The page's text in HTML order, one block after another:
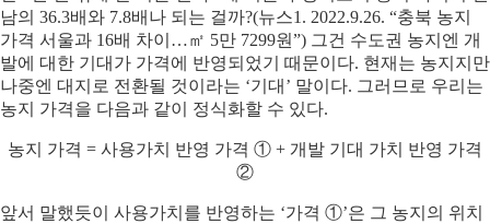
남의 36.3배와 7.8배나 되는 걸까?(뉴스1. 2022.9.26. “충북 농지
가격 서울과 16배 차이…㎡ 5만 7299원”) 그건 수도권 농지엔 개
발에 대한 기대가 가격에 반영되었기 때문이다. 현재는 농지지만
나중엔 대지로 전환될 것이라는 ‘기대’ 말이다. 그러므로 우리는
농지 가격을 다음과 같이 정식화할 수 있다.
농지 가격 = 사용가치 반영 가격 ① + 개발 기대 가치 반영 가격
②
앞서 말했듯이 사용가치를 반영하는 ‘가격 ①’은 그 농지의 위치